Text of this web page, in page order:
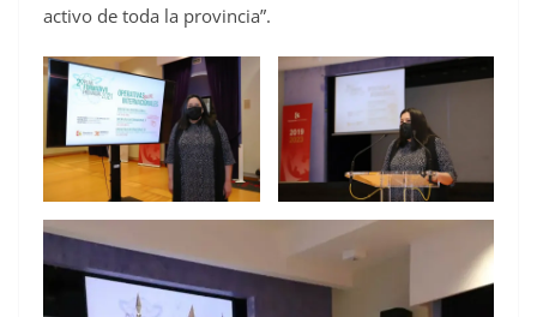
activo de toda la provincia”.